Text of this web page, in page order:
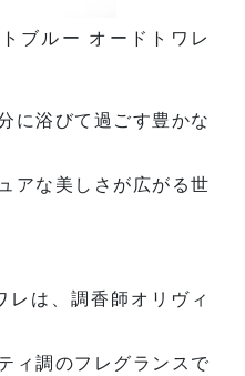
ブルー オードトワレ
に浴びて過ごす豊かな
アな美しさが広がる世
は、調香師オリヴィ
ィ調のフレグランスで